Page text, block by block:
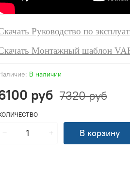
В наличии
руб 7320 руб
В корзину
Руководство по
Монтажный шаблон